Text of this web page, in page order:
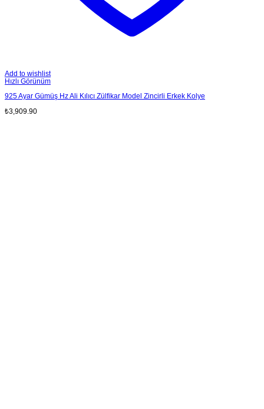
Add to wishlist
Hızlı Görünüm
925 Ayar Gümüş Hz Ali Kılıcı Zülfikar Model Zincirli Erkek Kolye
₺3,909.90